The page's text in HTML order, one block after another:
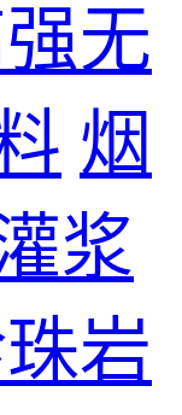
无
烟
浆
岩